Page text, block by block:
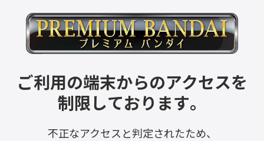
ご利用の端末からのアクセスを
制限しております。
不正なアクセスと判定されたため、